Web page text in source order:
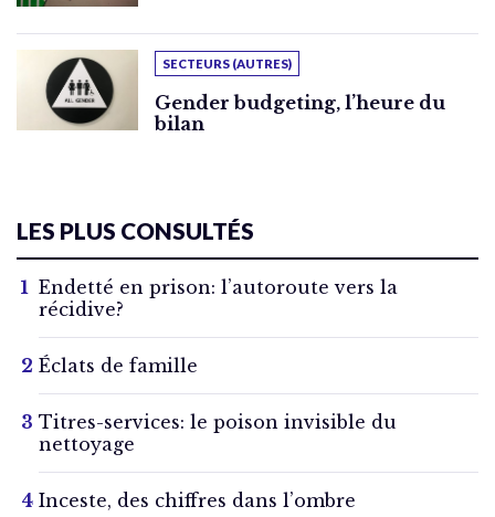
SECTEURS (AUTRES)
Gender budgeting, l’heure du
bilan
LES PLUS CONSULTÉS
Endetté en prison: l’autoroute vers la
récidive?
Éclats de famille
Titres-services: le poison invisible du
nettoyage
Inceste, des chiffres dans l’ombre